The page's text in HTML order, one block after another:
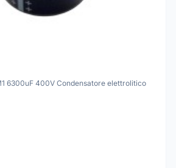
6300uF 400V Condensatore elettrolitico